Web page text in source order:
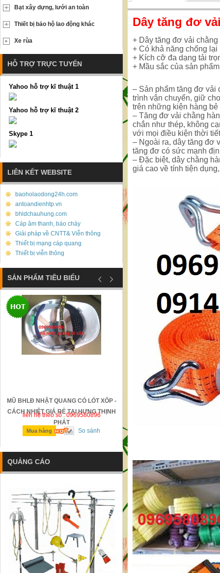
Dây tăng đơ
+ Dây tăng đơ vải
+ Có khả năng chống
+ Kích cỡ đa dạng tải
+ Mầu sắc của sản
– Sản phẩm tăng đơ vải
trình vận chuyển, giữ
trên những kiện hàng bẻ
– Tăng đơ vải chằng
chắn như thép, không
với mọi điều kiện thời
– Ngoài ra, dây tăng đơ
tăng đơ có sức mạnh
– Đặc biệt, dây chằng
giá cao về tính tiện
Bạt xây dựng, lưới an toàn
Thiết bị bảo hộ lao động khác
Xe rùa
HỖ TRỢ TRỰC TUYẾN
Yahoo hỗ trợ kĩ thuật 1
Yahoo hỗ trợ kĩ thuật 2
Skype 1
LIÊN KẾT WEBSITE
baoholaodong24h.com
antoandienhtp.vn
bhldchauhung.com
Cáp âm thanh, báo cháy
Giải pháp về CNTT& Viễn thông
Thiết bị mạng cáp quang
Thiết bị viễn thông
SẢN PHẨM TIÊU BIỂU
MŨ BHLĐ NHẬT QUANG CÓ LÓT XỐP -
CÁCH NHIỆT GIÁ RẺ TẠI HƯNG THỊNH
PHÁT
liên hệ theo số : 0969580896
Mua hàng So sánh
GỜ GIẢM TỐC BẰNG THÉP
QUẢNG CÁO